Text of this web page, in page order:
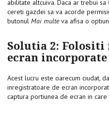
abilitate altcuiva. Daca ar trebui
cereti gazdei sa va acorde
butonul Mai multeva afisa o
Solutia 2:
ecran incorporate
Acest lucru este oarecum ciudat,
inregistratoare de ecran
captura portiunea de ecran in